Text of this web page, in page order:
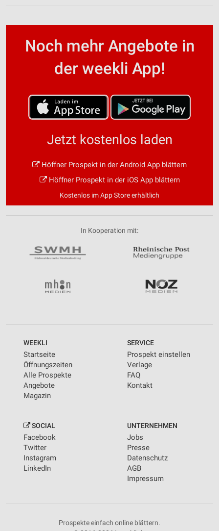
Noch mehr Angebote in
der weekli App!
Jetzt kostenlos laden
Höffner Prospekt in der Android App blättern
Höffner Prospekt in der iOS App blättern
Kostenlos im App Store erhältlich
In Kooperation mit:
WEEKLI
Startseite
Öffnungszeiten
Alle Prospekte
Angebote
Magazin
SERVICE
Prospekt einstellen
Verlage
FAQ
Kontakt
SOCIAL
Facebook
Twitter
Instagram
LinkedIn
UNTERNEHMEN
Jobs
Presse
Datenschutz
AGB
Impressum
Prospekte einfach online blättern.